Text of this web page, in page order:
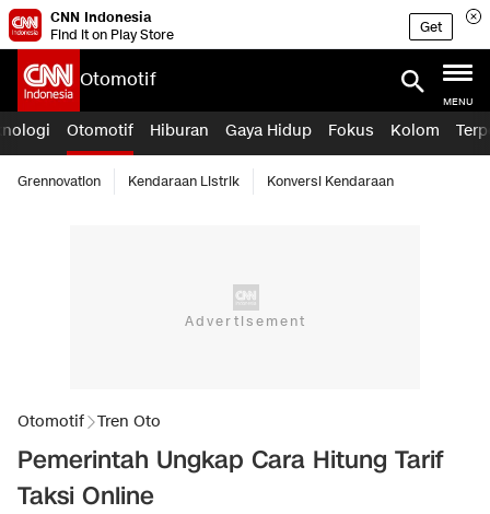
CNN Indonesia
Find it on Play Store
Get
Otomotif
MENU
Otomotif Hiburan Gaya Hidup Fokus Kolom
Grennovation Kendaraan Listrik Konversi Kendaraan
Otomotif Tren Oto
Pemerintah Ungkap Cara Hitung Tarif
Taksi Online